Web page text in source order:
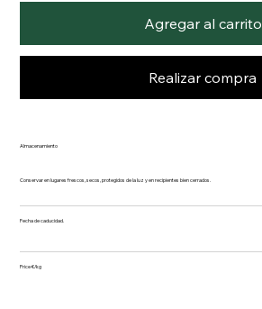
Agregar al carrito
Realizar compra
Almacenamiento
Conservar en lugares frescos, secos, protegidos de la luz y en recipientes bien cerrados.
Fecha de caducidad.
Price €/kg